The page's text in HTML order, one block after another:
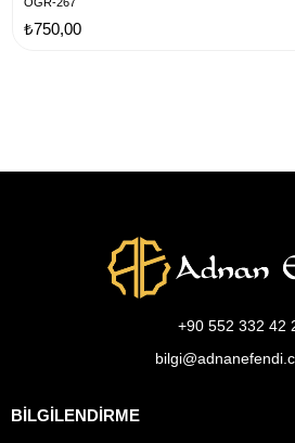
₺750,00
+90 552 332 42
BİLGİLENDİRME